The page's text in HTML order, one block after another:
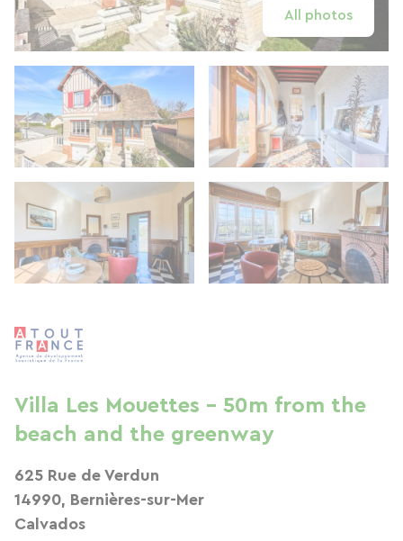
All photos
Villa Les Mouettes - 50m from the
beach and the greenway
625 Rue de Verdun
14990, Bernières-sur-Mer
Calvados